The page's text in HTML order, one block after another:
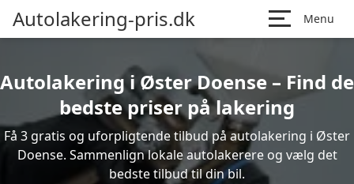
Autolakering-pris.dk Menu
Autolakering i Øster Doense – Find de
bedste priser på lakering
Få 3 gratis og uforpligtende tilbud på autolakering i Øster
Doense. Sammenlign lokale autolakerere og vælg det
bedste tilbud til din bil.